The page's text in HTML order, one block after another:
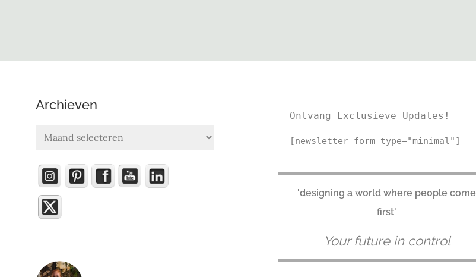
Archieven
Archieven
Ontvang Exclusieve Updates!
[newsletter_form type="minimal"]
'designing a world where people come
first'
Your future in control